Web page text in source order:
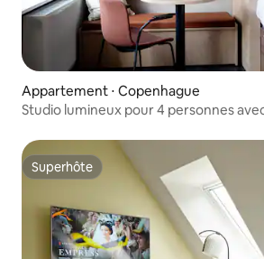
Appartement ⋅ Copenhague
Studio lumineux pour 4 personnes
Superhôte
Superhôte